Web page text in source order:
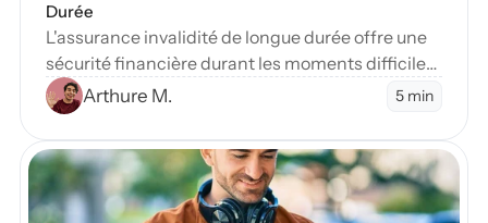
Durée
L'assurance invalidité de longue durée offre une
sécurité financière durant les moments difficiles.
Apprenez-en plus sur ses nombreux avantages
essentiels.
Arthure M. 5 min
Blog